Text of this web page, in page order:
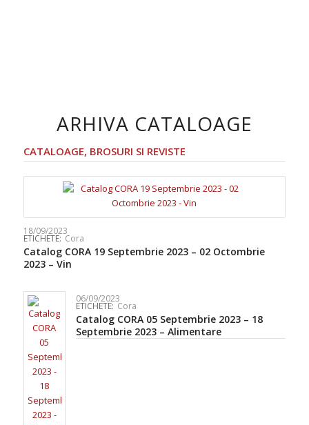
ARHIVA CATALOAGE
CATALOAGE, BROSURI SI REVISTE
18/09/2023
ETICHETE: Cora
Catalog CORA 19 Septembrie 2023 – 02 Octombrie
2023 – Vin
06/09/2023
ETICHETE: Cora
Catalog CORA 05 Septembrie 2023 – 18
Septembrie 2023 – Alimentare